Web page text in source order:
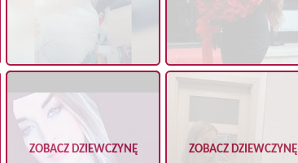
ZOBACZ DZIEWCZYNĘ ZOBACZ DZIEWCZYNĘ